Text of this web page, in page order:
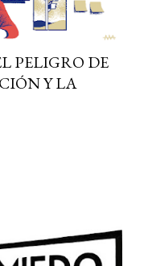
PELIGRO DE
Y LA